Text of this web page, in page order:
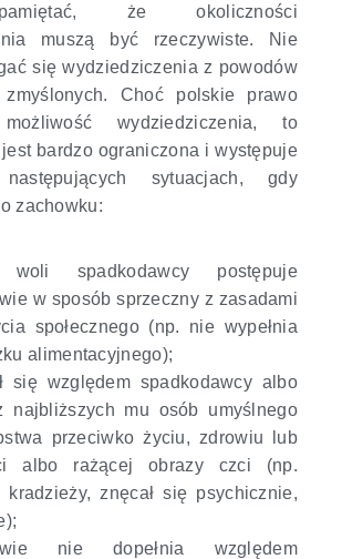
że okoliczności
muszą być rzeczywiste. Nie
się wydziedziczenia z powodów
zmyślonych. Choć polskie prawo
wydziedziczenia, to
bardzo ograniczona i występuje
sytuacjach, gdy
zachowku:
woli spadkodawcy postępuje
w sposób sprzeczny z zasadami
społecznego (np. nie wypełnia
alimentacyjnego);
się względem spadkodawcy albo
najbliższych mu osób umyślnego
przeciwko życiu, zdrowiu lub
albo rażącej obrazy czci (np.
kradzieży, znęcał się psychicznie,
nie dopełnia względem